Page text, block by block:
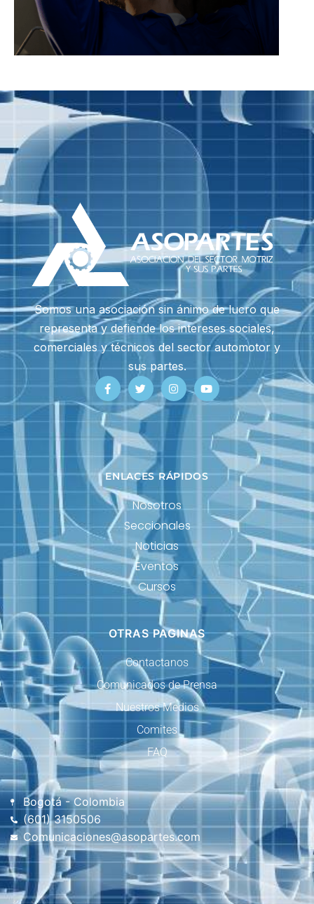
Somos una asociación sin ánimo de lucro que
representa y defiende los intereses sociales,
comerciales y técnicos del sector automotor y
sus partes.
ENLACES RÁPIDOS
Nosotros
Seccionales
Noticias
Eventos
Cursos
OTRAS PAGINAS
Contactanos
Comunicados de Prensa
Nuestros Medios
Comites
FAQ
Bogotá - Colombia
(601) 3150506
Comunicaciones@asopartes.com